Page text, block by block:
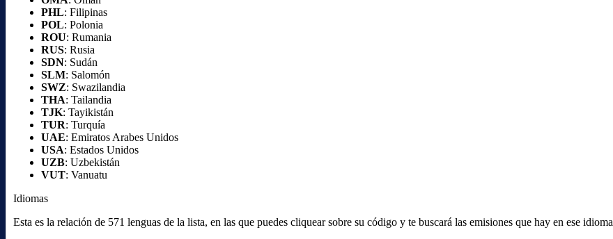
PHL: Filipinas
POL: Polonia
ROU: Rumania
RUS: Rusia
SDN: Sudán
SLM: Salomón
SWZ: Swazilandia
THA: Tailandia
TJK: Tayikistán
TUR: Turquía
UAE: Emiratos Arabes Unidos
USA: Estados Unidos
UZB: Uzbekistán
VUT: Vanuatu
Idiomas
Esta es la relación de 571 lenguas de la lista, en las que puedes cliquear sobre su código y te buscará las emisiones que hay en ese idioma